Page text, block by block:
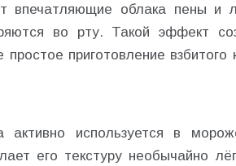
впечатляющие облака пены и
во рту. Такой эффект
приготовление взбитого
используется в
его текстуру необычайно